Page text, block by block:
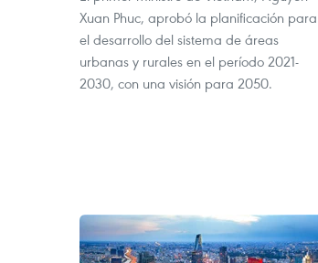
Xuan Phuc, aprobó la planificación para
el desarrollo del sistema de áreas
urbanas y rurales en el período 2021-
2030, con una visión para 2050.